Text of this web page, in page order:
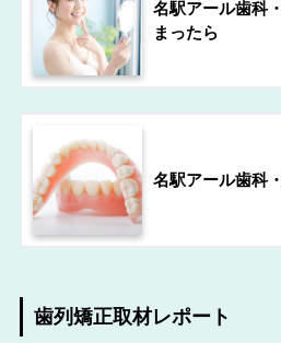
名駅アール歯科
まったら
名駅アール歯科
歯列矯正取材レポート